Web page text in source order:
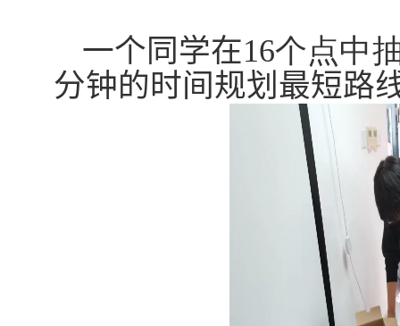
一个同学在16个点中
分钟的时间规划最短路